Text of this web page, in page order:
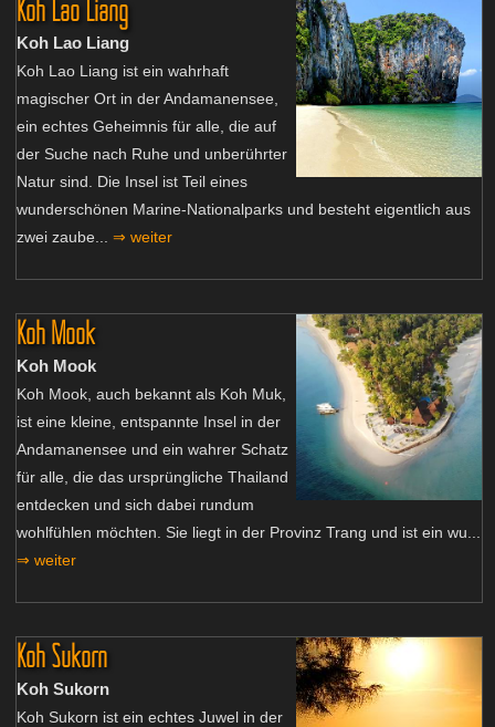
Koh Lao Liang
Koh Lao Liang
Koh Lao Liang ist ein wahrhaft
magischer Ort in der Andamanensee,
ein echtes Geheimnis für alle, die auf
der Suche nach Ruhe und unberührter
Natur sind. Die Insel ist Teil eines
wunderschönen Marine-Nationalparks und besteht eigentlich aus
zwei zaube... ⇒ weiter
Koh Mook
Koh Mook
Koh Mook, auch bekannt als Koh Muk,
ist eine kleine, entspannte Insel in der
Andamanensee und ein wahrer Schatz
für alle, die das ursprüngliche Thailand
entdecken und sich dabei rundum
wohlfühlen möchten. Sie liegt in der Provinz Trang und ist ein wu...
⇒ weiter
Koh Sukorn
Koh Sukorn
Koh Sukorn ist ein echtes Juwel in der